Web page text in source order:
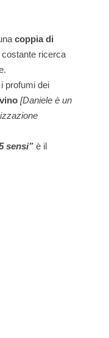
coppia di
costante ricerca
profumi dei
[Daniele è un
sensi” è il